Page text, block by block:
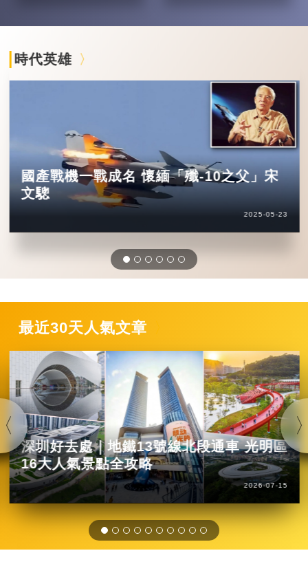
時代英雄
國產戰機一戰成名 懷緬「殲-10之父」宋
文驄
2025-05-23
最近30天人氣文章
深圳好去處｜地鐵13號線北段通車 光明區
16大人氣景點全攻略
2026-07-15